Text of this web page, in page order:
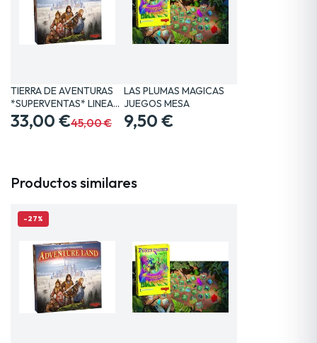
TIERRA DE AVENTURAS
*SUPERVENTAS* LINEA…
33,00 €45,00 €
LAS PLUMAS MAGICAS
JUEGOS MESA
9,50 €
Productos similares
-27%